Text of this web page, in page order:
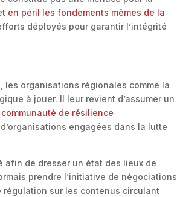
en péril les fondements mêmes de la
déployés pour garantir l’intégrité
organisations régionales comme la
à jouer. Il leur revient d’assumer un
communauté de résilience
engagées dans la lutte
afin de dresser un état des lieux de
prendre l’initiative de négociations
sur les contenus circulant